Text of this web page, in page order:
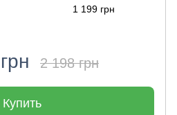
1 199 грн
2 198 грн
Купить